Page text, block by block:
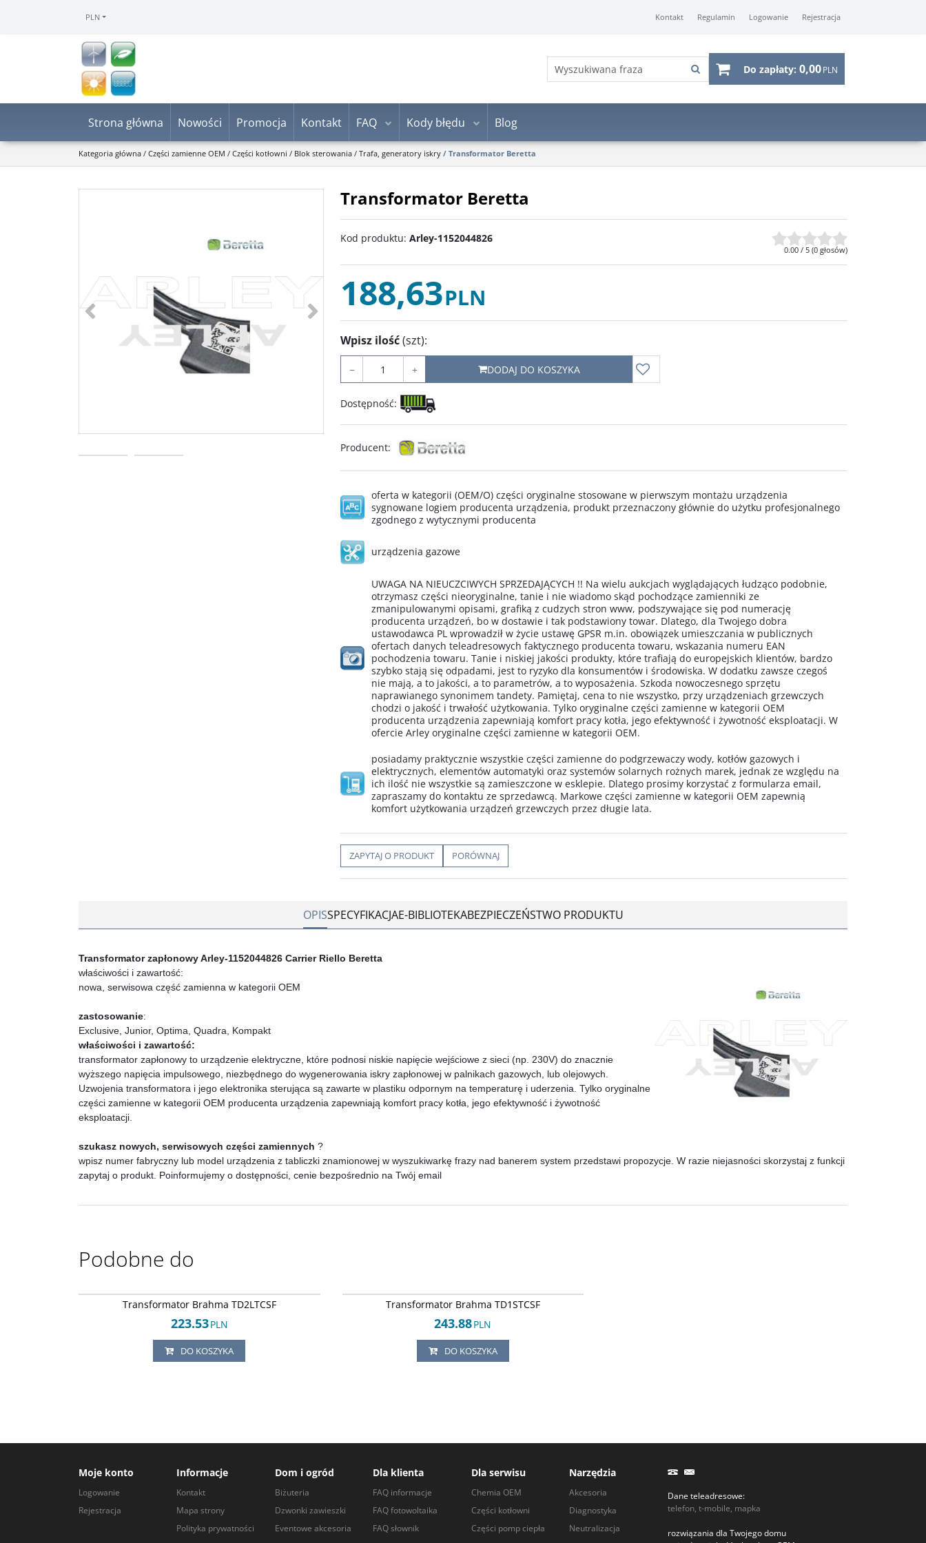
PLN Kontakt Regulamin Logowanie Rejestracja
Do zapłaty: 0,00PLN
Strona główna Nowości Promocja Kontakt FAQ Kody błędu Blog
Kategoria główna / Części zamienne OEM / Części kotłowni / Blok sterowania / Trafa, generatory iskry / Transformator Beretta
<
Transformator Beretta
Kod produktu: Arley-1152044826
0.00 / 5 (0 głosów)
188,63PLN
Wpisz ilość(szt):
− + DODAJ DO KOSZYKA
Dostępność:
Producent:
oferta w kategorii (OEM/O) części oryginalne stosowane w pierwszym montażu urządzenia
sygnowane logiem producenta urządzenia, produkt przeznaczony głównie do użytku profesjonalnego
zgodnego z wytycznymi producenta
urządzenia gazowe
UWAGA NA NIEUCZCIWYCH SPRZEDAJĄCYCH !! Na wielu aukcjach wyglądających łudząco podobnie,
otrzymasz części nieoryginalne, tanie i nie wiadomo skąd pochodzące zamienniki ze
zmanipulowanymi opisami, grafiką z cudzych stron www, podszywające się pod numerację
producenta urządzeń, bo w dostawie i tak podstawiony towar. Dlatego, dla Twojego dobra
ustawodawca PL wprowadził w życie ustawę GPSR m.in. obowiązek umieszczania w publicznych
ofertach danych teleadresowych faktycznego producenta towaru, wskazania numeru EAN
pochodzenia towaru. Tanie i niskiej jakości produkty, które trafiają do europejskich klientów, bardzo
szybko stają się odpadami, jest to ryzyko dla konsumentów i środowiska. W dodatku zawsze czegoś
nie mają, a to jakości, a to parametrów, a to wyposażenia. Szkoda nowoczesnego sprzętu
naprawianego synonimem tandety. Pamiętaj, cena to nie wszystko, przy urządzeniach grzewczych
chodzi o jakość i trwałość użytkowania. Tylko oryginalne części zamienne w kategorii OEM
producenta urządzenia zapewniają komfort pracy kotła, jego efektywność i żywotność eksploatacji. W
ofercie Arley oryginalne części zamienne w kategorii OEM.
posiadamy praktycznie wszystkie części zamienne do podgrzewaczy wody, kotłów gazowych i
elektrycznych, elementów automatyki oraz systemów solarnych rożnych marek, jednak ze względu na
ich ilość nie wszystkie są zamieszczone w esklepie. Dlatego prosimy korzystać z formularza email,
zapraszamy do kontaktu ze sprzedawcą. Markowe części zamienne w kategorii OEM zapewnią
komfort użytkowania urządzeń grzewczych przez długie lata.
ZAPYTAJ O PRODUKT PORÓWNAJ
OPISSPECYFIKACJAE-BIBLIOTEKABEZPIECZEŃSTWO PRODUKTU
Transformator zapłonowy Arley-1152044826 Carrier Riello Beretta
właściwości i zawartość:
nowa, serwisowa część zamienna w kategorii OEM
zastosowanie:
Exclusive, Junior, Optima, Quadra, Kompakt
właściwości i zawartość:
transformator zapłonowy to urządzenie elektryczne, które podnosi niskie napięcie wejściowe z sieci (np. 230V) do znacznie
wyższego napięcia impulsowego, niezbędnego do wygenerowania iskry zapłonowej w palnikach gazowych, lub olejowych.
Uzwojenia transformatora i jego elektronika sterująca są zawarte w plastiku odpornym na temperaturę i uderzenia. Tylko oryginalne
części zamienne w kategorii OEM producenta urządzenia zapewniają komfort pracy kotła, jego efektywność i żywotność
eksploatacji.
szukasz nowych, serwisowych części zamiennych ?
wpisz numer fabryczny lub model urządzenia z tabliczki znamionowej w wyszukiwarkę frazy nad banerem system przedstawi propozycje. W razie niejasności skorzystaj z funkcji
zapytaj o produkt. Poinformujemy o dostępności, cenie bezpośrednio na Twój email
Podobne do
Transformator Brahma TD2LTCSF
223.53PLN
DO KOSZYKA
Transformator Brahma TD1STCSF
243.88PLN
DO KOSZYKA
Moje konto
Logowanie
Rejestracja
Informacje
Kontakt
Mapa strony
Polityka prywatności
Dom i ogród
Biżuteria
Dzwonki zawieszki
Eventowe akcesoria
Dla klienta
FAQ informacje
FAQ fotowoltaika
FAQ słownik
Dla serwisu
Chemia OEM
Części kotłowni
Części pomp ciepła
Narzędzia
Akcesoria
Diagnostyka
Neutralizacja
Dane teleadresowe:
telefon, t-mobile, mapka
rozwiązania dla Twojego domu